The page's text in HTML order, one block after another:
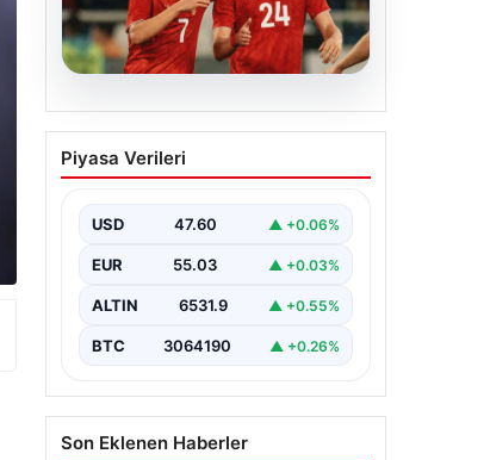
05.08.2026
Sahilde yönünü şaşıran
caretta carettayı
ulaştırdı
USD 47.60 ▲ +0.06%
EUR 55.03 ▲ +0.03%
ALTIN 6531.9 ▲ +0.55%
BTC 3064190 ▲ +0.26%